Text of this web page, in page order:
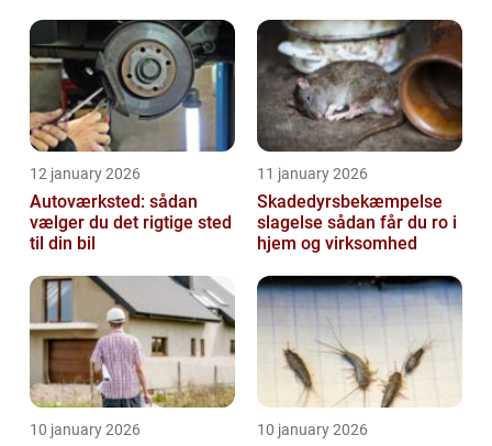
12 january 2026
Autoværksted: sådan
vælger du det rigtige sted
til din bil
11 january 2026
Skadedyrsbekæmpelse
slagelse sådan får du ro i
hjem og virksomhed
10 january 2026 10 january 2026